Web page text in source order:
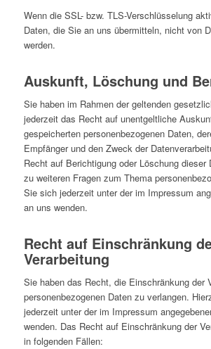
Wenn die SSL- bzw. TLS-Verschlüsselung
Daten, die Sie an uns übermitteln, nicht von
werden.
Auskunft, Löschung und
Sie haben im Rahmen der geltenden
jederzeit das Recht auf unentgeltliche
gespeicherten personenbezogenen Daten,
Empfänger und den Zweck der
Recht auf Berichtigung oder Löschung dieser
zu weiteren Fragen zum Thema
Sie sich jederzeit unter der im Impressum
an uns wenden.
Recht auf Einschränkung
Verarbeitung
Sie haben das Recht, die Einschränkung der
personenbezogenen Daten zu verlangen.
jederzeit unter der im Impressum
wenden. Das Recht auf Einschränkung der
in folgenden Fällen: